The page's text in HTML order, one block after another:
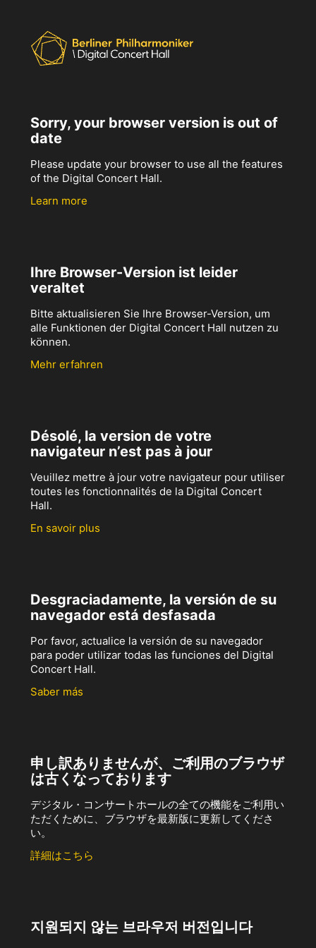
Sorry, your browser version is out of
date
Please update your browser to use all the features
of the Digital Concert Hall.
Learn more
Ihre Browser-Version ist leider
veraltet
Bitte aktualisieren Sie Ihre Browser-Version, um
alle Funktionen der Digital Concert Hall nutzen zu
können.
Mehr erfahren
Désolé, la version de votre
navigateur n’est pas à jour
Veuillez mettre à jour votre navigateur pour utiliser
toutes les fonctionnalités de la Digital Concert
Hall.
En savoir plus
Desgraciadamente, la versión de su
navegador está desfasada
Por favor, actualice la versión de su navegador
para poder utilizar todas las funciones del Digital
Concert Hall.
Saber más
申し訳ありませんが、ご利用のブラウザ
は古くなっております
デジタル・コンサートホールの全ての機能をご利用い
ただくために、ブラウザを最新版に更新してくださ
い。
詳細はこちら
지원되지 않는 브라우저 버전입니다